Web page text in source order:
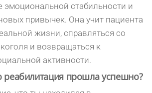
эмоциональной стабильности и
привычек. Она учит пациента
жизни, справляться со
и возвращаться к
активности.
реабилитация прошла успешно?